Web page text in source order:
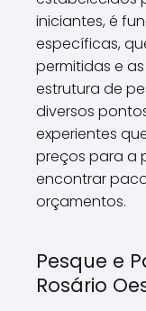
iniciantes, é
específicas,
permitidas e
estrutura de
diversos
experientes
preços para a
encontrar
orçamentos.
Pesque e
Rosário